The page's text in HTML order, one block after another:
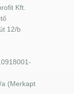
Kft.
12/b
(Merkapt